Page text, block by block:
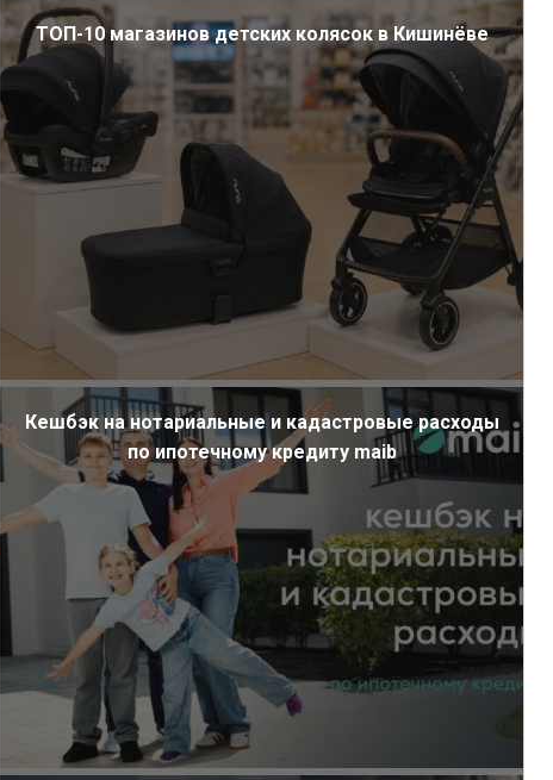
ТОП-10 магазинов детских колясок в Кишинёве
Кешбэк на нотариальные и кадастровые расходы
по ипотечному кредиту maib